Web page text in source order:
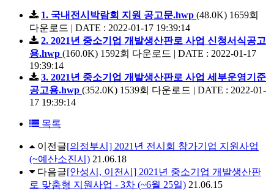
1. 국내전시박람회 지원 공고문.hwp (48.0K) 1659회
다운로드 | DATE : 2022-01-17 19:39:14
2. 2021년 중소기업 개발생산판로 사업 신청서식공고
용.hwp (160.0K) 1592회 다운로드 | DATE : 2022-01-17
19:39:14
3. 2021년 중소기업 개발생산판로 사업 세부운영기준
공고용.hwp (352.0K) 1539회 다운로드 | DATE : 2022-01-
17 19:39:14
목록
이전글[의정부시] 2021년 전시회 참가기업 지원사업
(~예산소진시) 21.06.18
다음글[안성시, 이천시] 2021년 중소기업 개발생산판
로 맞춤형 지원사업 - 3차 (~6월 25일) 21.06.15